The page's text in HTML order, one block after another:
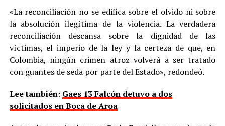
«La reconciliación no se edifica sobre el olvido ni sobre
la absolución ilegítima de la violencia. La verdadera
reconciliación descansa sobre la dignidad de las
víctimas, el imperio de la ley y la certeza de que, en
Colombia, ningún crimen atroz volverá a ser tratado
con guantes de seda por parte del Estado», redondeó.
Lee también: Gaes 13 Falcón detuvo a dos
solicitados en Boca de Aroa